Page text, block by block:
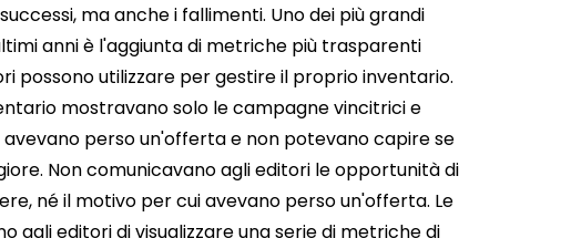
ma anche i fallimenti. Uno dei più grandi
anni è l'aggiunta di metriche più trasparenti
possono utilizzare per gestire il proprio inventario.
mostravano solo le campagne vincitrici e
perso un'offerta e non potevano capire se
Non comunicavano agli editori le opportunità di
né il motivo per cui avevano perso un'offerta. Le
agli editori di visualizzare una serie di metriche di